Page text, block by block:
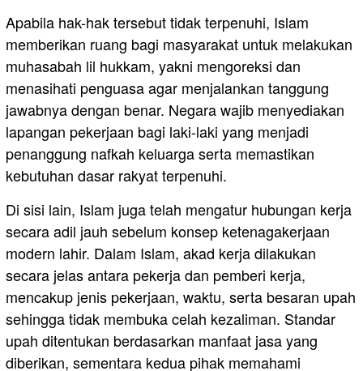
Apabila hak-hak tersebut tidak terpenuhi, Islam
memberikan ruang bagi masyarakat untuk melakukan
muhasabah lil hukkam, yakni mengoreksi dan
menasihati penguasa agar menjalankan tanggung
jawabnya dengan benar. Negara wajib menyediakan
lapangan pekerjaan bagi laki-laki yang menjadi
penanggung nafkah keluarga serta memastikan
kebutuhan dasar rakyat terpenuhi.
Di sisi lain, Islam juga telah mengatur hubungan kerja
secara adil jauh sebelum konsep ketenagakerjaan
modern lahir. Dalam Islam, akad kerja dilakukan
secara jelas antara pekerja dan pemberi kerja,
mencakup jenis pekerjaan, waktu, serta besaran upah
sehingga tidak membuka celah kezaliman. Standar
upah ditentukan berdasarkan manfaat jasa yang
diberikan, sementara kedua pihak memahami